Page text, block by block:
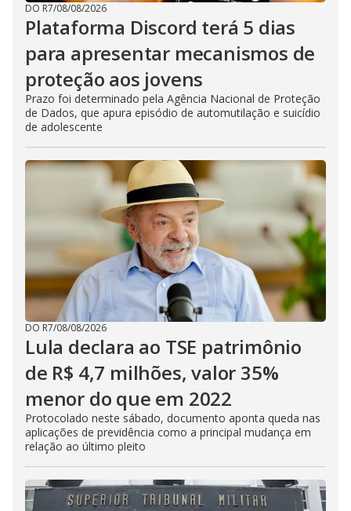
DO R7/08/08/2026
Plataforma Discord terá 5 dias
para apresentar mecanismos de
proteção aos jovens
Prazo foi determinado pela Agência Nacional de Proteção
de Dados, que apura episódio de automutilação e suicídio
de adolescente
DO R7/08/08/2026
Lula declara ao TSE patrimônio
de R$ 4,7 milhões, valor 35%
menor do que em 2022
Protocolado neste sábado, documento aponta queda nas
aplicações de previdência como a principal mudança em
relação ao último pleito